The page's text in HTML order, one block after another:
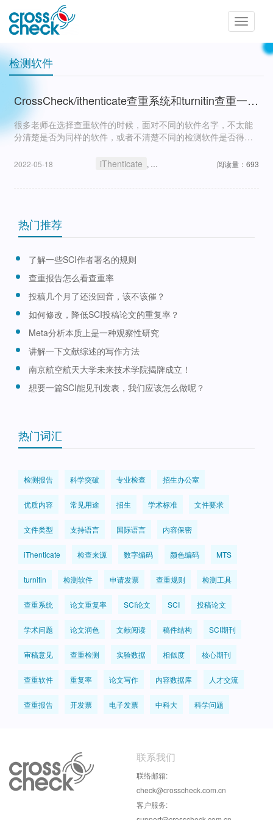
Toggle
检测软件
CrossCheck/ithenticate查重系统和turnitin查重一样吗？
很多老师在选择查重软件的时候，面对不同的软件名字，不太能
分清楚是否为同样的软件，或者不清楚不同的检测软件是否得到
一篇文章通过这二者查重，结果是否
2022-05-18 iThenticate , turnitin 检测软件 ,
阅读量：693
热门推荐
了解一些SCI作者署名的规则
查重报告怎么看查重率
投稿几个月了还没回音，该不该催？
如何修改，降低SCI投稿论文的重复率？
Meta分析本质上是一种观察性研究
讲解一下文献综述的写作方法
南京航空航天大学未来技术学院揭牌成立！
想要一篇SCI能见刊发表，我们应该怎么做呢？
热门词汇
检测报告 科学突破 专业检查 招生办公室
优质内容 常见用途 招生 学术标准 文件要求
文件类型 支持语言 国际语言 内容保密
iThenticate 检查来源 数字编码 颜色编码 MTS
turnitin 检测软件 申请发票 查重规则 检测工具
查重系统 论文重复率 SCI论文 SCI 投稿论文
学术问题 论文润色 文献阅读 稿件结构 SCI期刊
审稿意见 查重检测 实验数据 相似度 核心期刊
查重软件 重复率 论文写作 内容数据库 人才交流
查重报告 开发票 电子发票 中科大 科学问题
联系我们
联络邮箱:
check@crosscheck.com.cn
客户服务: